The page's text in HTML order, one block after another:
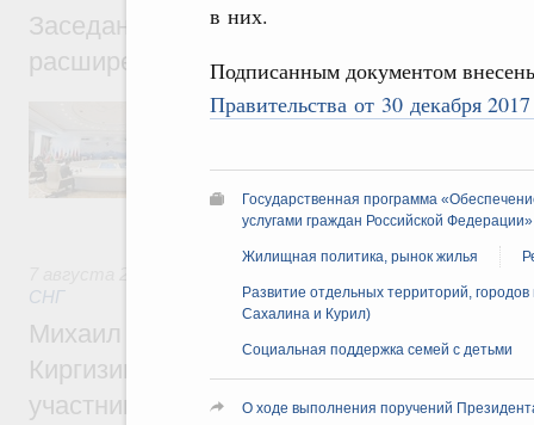
в них.
Подписанным документом
Правительства от 30 декабря
Государственная программа
услугами граждан Российской Федерации»
Жилищная политика, рынок жилья
Развитие отдельных территорий,
Сахалина и Курил)
Социальная поддержка семей с детьми
О ходе выполнения поручений
Заседание Евразийского
расширенном составе
В повестке заседания актуальные задачи
обеспечение продовольственной
железнодорожных перевозок,
рынка.
Евразийский экономический союз.
СНГ
Михаил Мишустин принял участие во
Киргизии Садыра Жапарова с главами
участников заседания Евразийского